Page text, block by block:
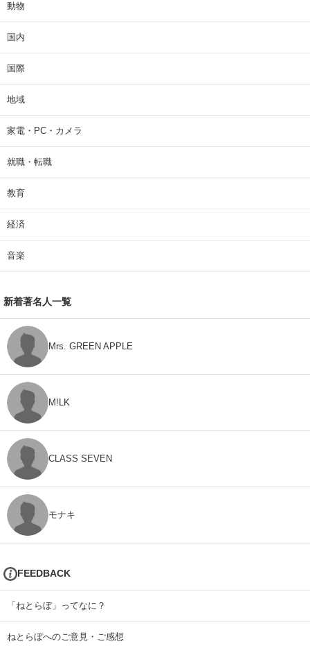
動物
国内
国際
地域
家電・PC・カメラ
就職・転職
教育
経済
音楽
新着著名人一覧
Mrs. GREEN APPLE
M!LK
CLASS SEVEN
モナキ
FEEDBACK
「ねとらぼ」ってなに？
ねとらぼへのご意見・ご感想